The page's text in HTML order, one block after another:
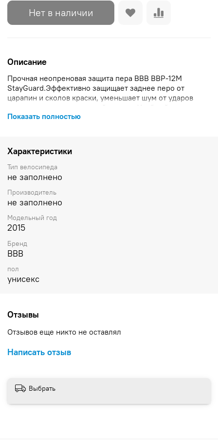
Нет в наличии
Описание
Прочная неопреновая защита пера BBB BBP-12M
StayGuard.Эффективно защищает заднее перо от
царапин и сколов краски, уменьшает шум от ударов
цепи при езде по неровной дороге. Удобный и
надежный крепеж на липучке Velcro. Загрязненная
250x90x110 относится к категории Велоаксессуары, а
производителем является компания BBB. Модельный
год:2015, , , ,
Показать полностью
Характеристики
Тип велосипеда
не заполнено
Производитель
не заполнено
Модельный год
2015
Бренд
BBB
пол
унисекс
Отзывы
Отзывов еще никто не оставлял
Написать отзыв
Выбрать